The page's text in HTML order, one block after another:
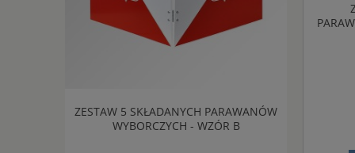
ZESTAW 5 SKŁADANYCH PARAWANÓW
WYBORCZYCH - WZÓR B
URNA